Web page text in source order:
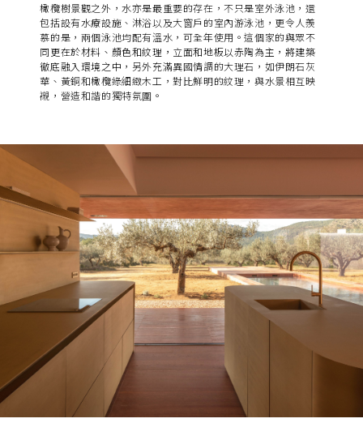
橄欖樹景觀之外，水亦是最重要的存在，不只是室外泳池，還
包括設有水療設施、淋浴以及大窗戶的室內游泳池，更令人羨
慕的是，兩個泳池均配有溫水，可全年使用。這個家的與眾不
同更在於材料、顏色和紋理，立面和地板以赤陶為主，將建築
徹底融入環境之中 ，另外充滿異國情調的大理石，如伊朗石灰
華、黃銅和橄欖綠細緻木工，對比鮮明的紋理，與水景相互映
襯，營造和諧的獨特氛圍。